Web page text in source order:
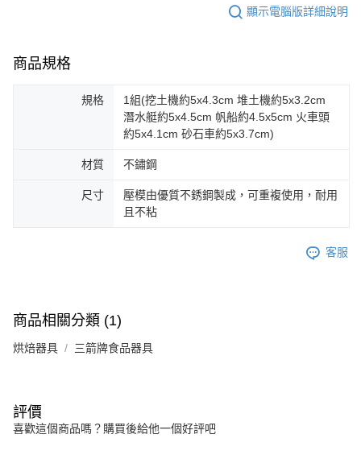
顯示電腦版詳細說明
商品規格
規格
1組(挖土機約5x4.3cm 堆土機約5x3.2cm
潛水艇約5x4.5cm 帆船約4.5x5cm 火車頭
約5x4.1cm 砂石車約5x3.7cm)
材質 不鏽鋼
尺寸
壓模由優質不銹鋼製成，可重複使用，耐用
且不粘
客服
商品相關分類 (1)
烘焙器具 三箭牌食品器具
評價
喜歡這個商品嗎？購買後給他一個好評吧